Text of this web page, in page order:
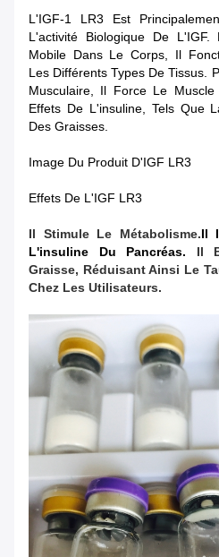
L'IGF-1 LR3 Est
L'activité Biologique De
Mobile Dans Le Corps, Il
Les Différents Types De Tissus.
Musculaire, Il Force Le
Effets De L'insuline, Tels Que
Des Graisses.
Image Du Produit D'IGF LR3
Effets De L'IGF LR3
Il Stimule Le Métabolisme.Il
L'insuline Du Pancréas.
Il
Graisse, Réduisant Ainsi Le
Chez Les Utilisateurs.